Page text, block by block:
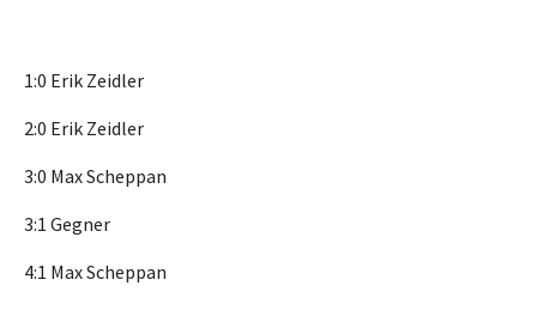
1:0 Erik Zeidler
2:0 Erik Zeidler
3:0 Max Scheppan
3:1 Gegner
4:1 Max Scheppan